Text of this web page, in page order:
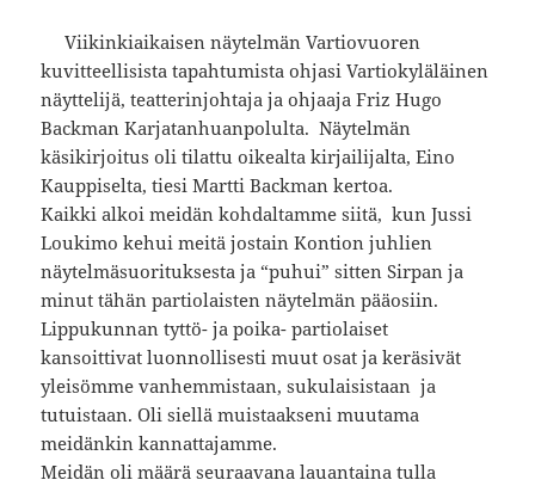
Viikinkiaikaisen näytelmän Vartiovuoren
kuvitteellisista tapahtumista ohjasi Vartiokyläläinen
näyttelijä, teatterinjohtaja ja ohjaaja Friz Hugo
Backman Karjatanhuanpolulta. Näytelmän
käsikirjoitus oli tilattu oikealta kirjailijalta, Eino
Kauppiselta, tiesi Martti Backman kertoa.
Kaikki alkoi meidän kohdaltamme siitä, kun Jussi
Loukimo kehui meitä jostain Kontion juhlien
näytelmäsuorituksesta ja “puhui” sitten Sirpan ja
minut tähän partiolaisten näytelmän pääosiin.
Lippukunnan tyttö- ja poika- partiolaiset
kansoittivat luonnollisesti muut osat ja keräsivät
yleisömme vanhemmistaan, sukulaisistaan ja
tutuistaan. Oli siellä muistaakseni muutama
meidänkin kannattajamme.
Meidän oli määrä seuraavana lauantaina tulla